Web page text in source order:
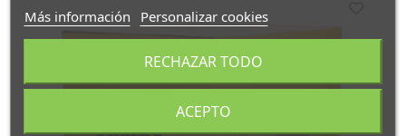
Más información Personalizar cookies
RECHAZAR TODO
ACEPTO